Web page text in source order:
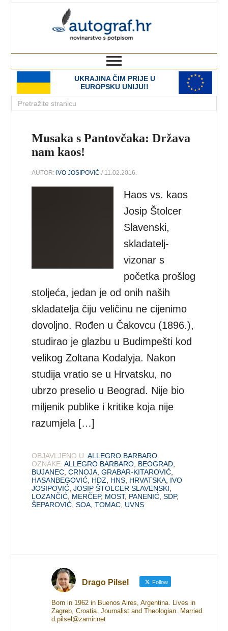
UKRAJINA ČIM PRIJE U
EUROPSKU UNIJU!!
Musaka s Pantovčaka: Država
nam kaos!
AUTOR: IVO JOSIPOVIĆ / 11.02.2016.
Haos vs. kaos
Josip Štolcer
Slavenski,
skladatelj-
vizonar s
početka prošlog
stoljeća, jedan je od onih naših
skladatelja čiju veličinu ne cijenimo
dovoljno. Rođen u Čakovcu (1896.),
studirao je glazbu u Budimpešti kod
velikog Zoltana Kodalyja. Nakon
studija vratio se u Hrvatsku, no
ubrzo preselio u Beograd. Nije bio
miljenik publike i kritike koja nije
razumjela […]
OBJAVLJENO U: ALLEGRO BARBARO
OZNAKE: ALLEGRO BARBARO BEOGRAD
BUJANEC ,CRNOJA ,GRABAR-KITAROVIĆ
HASANBEGOVIĆ HDZ HNS HRVATSKA IVO
JOSIPOVIĆ ,JOSIP ŠTOLCER SLAVENSKI
LOZANČIĆ MERČEP, MOST, PANENIĆ ,SDP,
ŠEPAROVIĆ ,SOA ,TOMAC UVNS
Drago Pilsel Follow
Born in 1962 in Buenos Aires, Argentina. Lives in
Zagreb, Croatia. Journalist and Theologian. Married.
d.pilsel@zamir.net